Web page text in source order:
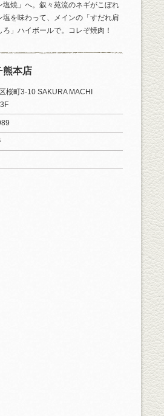
塩焼」へ。叙々苑流のネギがこぼれ
を味わって、メインの「すだれ肩
」ハイボールで。コレぞ焼肉！
熊本店
桜町3-10 SAKURA MACHI